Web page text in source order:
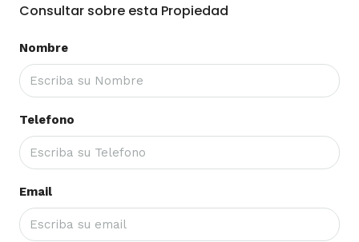
Consultar sobre esta Propiedad
Nombre
Telefono
Email